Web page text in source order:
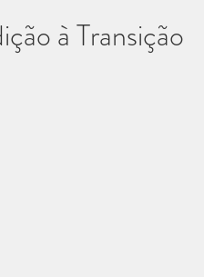
à Transição